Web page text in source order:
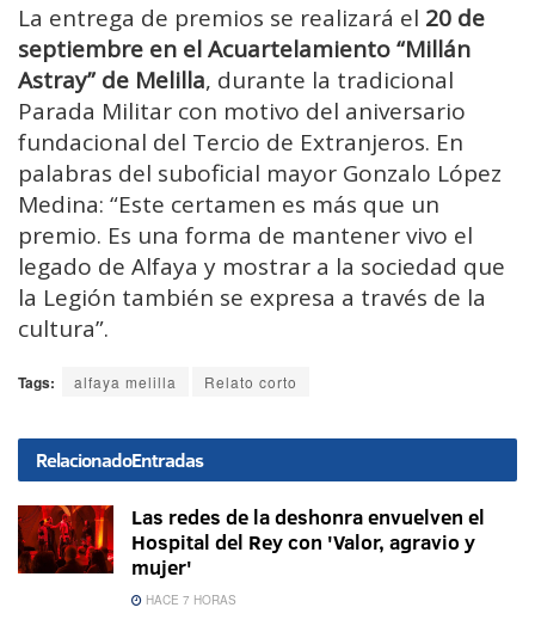
La entrega de premios se realizará el 20 de
septiembre en el Acuartelamiento “Millán
Astray” de Melilla, durante la tradicional
Parada Militar con motivo del aniversario
fundacional del Tercio de Extranjeros. En
palabras del suboficial mayor Gonzalo López
Medina: “Este certamen es más que un
premio. Es una forma de mantener vivo el
legado de Alfaya y mostrar a la sociedad que
la Legión también se expresa a través de la
cultura”.
Tags: alfaya melilla Relato corto
RelacionadoEntradas
Las redes de la deshonra envuelven el
Hospital del Rey con 'Valor, agravio y
mujer'
HACE 7 HORAS